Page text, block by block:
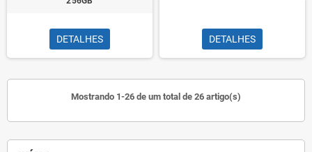
DETALHES DETALHES
Mostrando 1-26 de um total de 26 artigo(s)